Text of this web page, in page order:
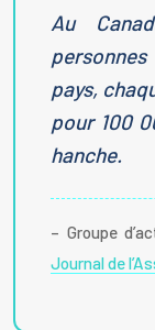
Au
pays,
pour 100
hanche.
– Groupe
Journal de